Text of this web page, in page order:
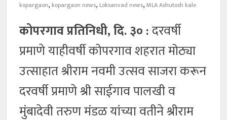
kopargaon, kopargaon news, Loksanvad news,MLA Ashutosh kale
कोपरगाव प्रतिनिधी, दि. ३० :दरवर्षी
प्रमाणे याहीवर्षी कोपरगाव शहरात मोठ्या
उत्साहात श्रीराम नवमी उत्सव साजरा करून
दरवर्षी प्रमाणे श्री साईगाव पालखी व
मुंबादेवी तरुण मंडळ यांच्या वतीने श्रीराम